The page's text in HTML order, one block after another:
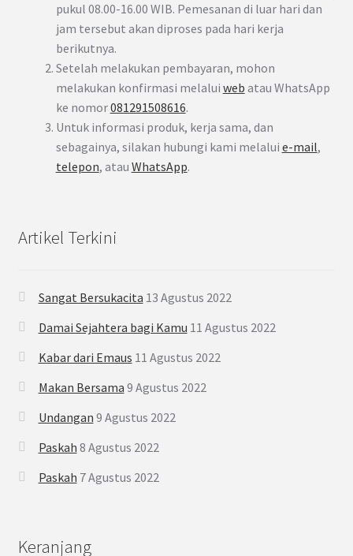
pukul 08.00-16.00 WIB. Pemesanan di luar hari dan
jam tersebut akan diproses pada hari kerja
berikutnya.
Setelah melakukan pembayaran, mohon
melakukan konfirmasi melalui web atau WhatsApp
ke nomor081291508616.
Untuk informasi produk, kerja sama, dan
sebagainya, silakan hubungi kami melalui e-mail,
telepon, atau WhatsApp.
Artikel Terkini
Sangat Bersukacita 13 Agustus 2022
Damai Sejahtera bagi Kamu 11 Agustus 2022
Kabar dari Emaus 11 Agustus 2022
Makan Bersama 9 Agustus 2022
Undangan 9 Agustus 2022
Paskah 8 Agustus 2022
Paskah 7 Agustus 2022
Keranjang